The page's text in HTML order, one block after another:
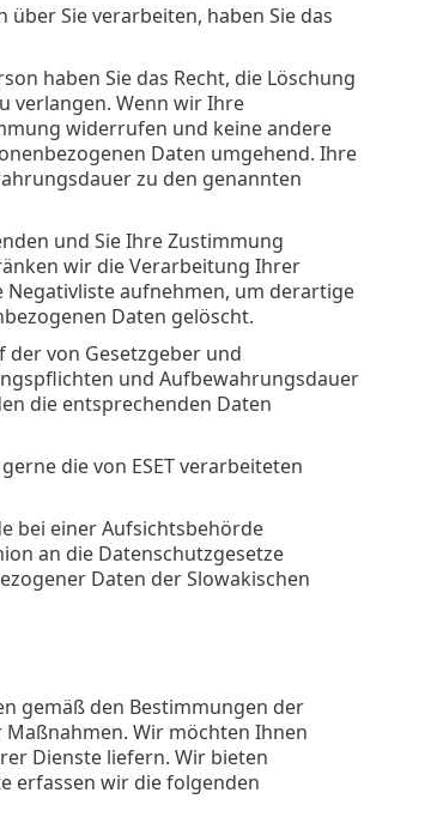
Sie verarbeiten, haben Sie das
haben Sie das Recht, die Löschung
verlangen. Wenn wir Ihre
widerrufen und keine andere
Daten umgehend. Ihre
zu den genannten
und Sie Ihre Zustimmung
wir die Verarbeitung Ihrer
aufnehmen, um derartige
Daten gelöscht.
der von Gesetzgeber und
und Aufbewahrungsdauer
die entsprechenden Daten
die von ESET verarbeiteten
bei einer Aufsichtsbehörde
an die Datenschutzgesetze
Daten der Slowakischen
gemäß den Bestimmungen der
Wir möchten Ihnen
Dienste liefern. Wir bieten
erfassen wir die folgenden